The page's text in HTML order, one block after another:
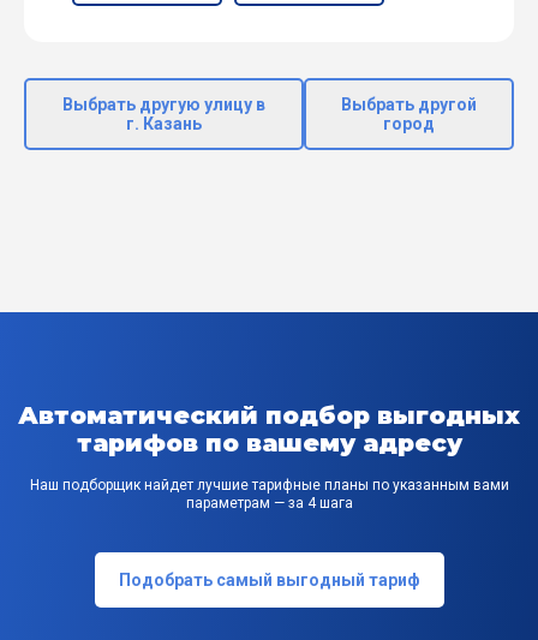
Выбрать другую улицу в
г. Казань
Выбрать другой
город
Автоматический подбор выгодных
тарифов по вашему адресу
Наш подборщик найдет лучшие тарифные планы по указанным вами
параметрам — за 4 шага
Подобрать самый выгодный тариф